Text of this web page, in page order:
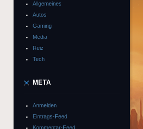
Allgemeines
Autos
Gaming
Media
Reiz
Tech
META
Anmelden
Eintrags-Feed
Kommentar-Feed